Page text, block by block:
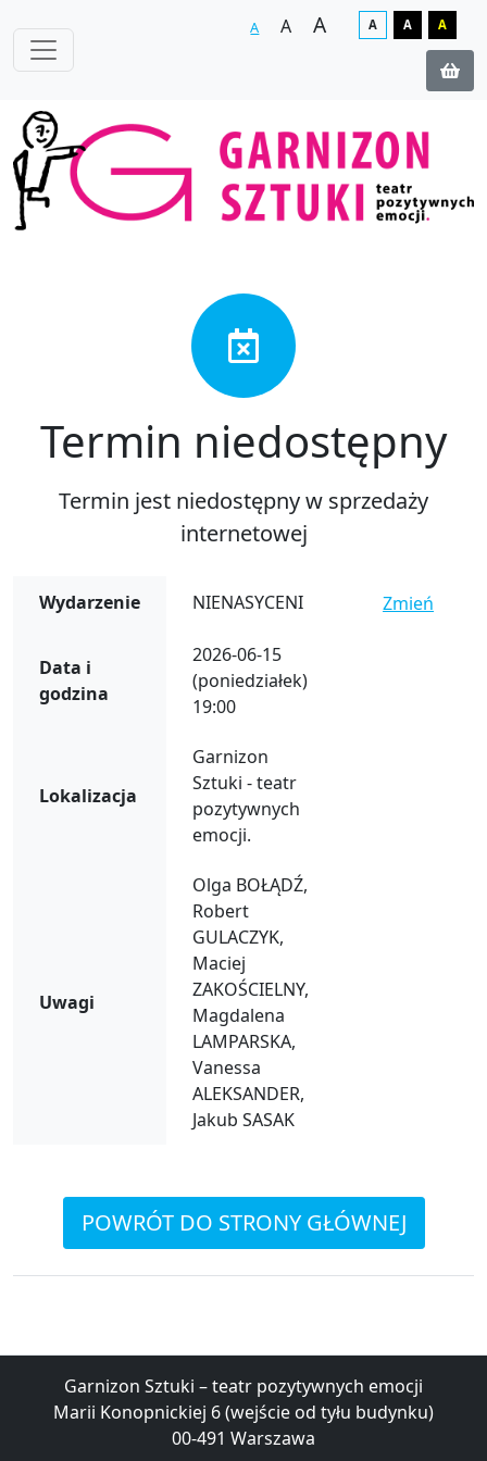
A A A A A A
Termin niedostępny
Termin jest niedostępny w sprzedaży
internetowej
Wydarzenie NIENASYCENI Zmień
Data i
godzina
2026-06-15
(poniedziałek)
19:00
Lokalizacja
Garnizon
Sztuki - teatr
pozytywnych
emocji.
Uwagi
Olga BOŁĄDŹ,
Robert
GULACZYK,
Maciej
ZAKOŚCIELNY,
Magdalena
LAMPARSKA,
Vanessa
ALEKSANDER,
Jakub SASAK
POWRÓT DO STRONY GŁÓWNEJ
Garnizon Sztuki – teatr pozytywnych emocji
Marii Konopnickiej 6 (wejście od tyłu budynku)
00-491 Warszawa